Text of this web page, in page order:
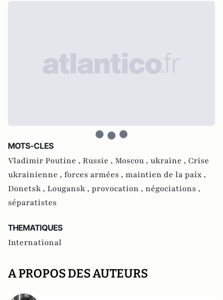
MOTS-CLES
Vladimir Poutine , Russie , Moscou , ukraine , Crise
ukrainienne , forces armées , maintien de la paix ,
Donetsk , Lougansk , provocation , négociations ,
séparatistes
THEMATIQUES
International
A PROPOS DES AUTEURS